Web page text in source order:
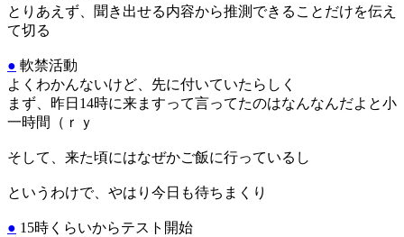
とりあえず、聞き出せる内容から推測できることだけを伝え
て切る
● 軟禁活動
よくわかんないけど、先に付いていたらしく
まず、昨日14時に来ますって言ってたのはなんなんだよと小
一時間（ｒｙ
そして、来た頃にはなぜかご飯に行っているし
というわけで、やはり今日も待ちまくり
● 15時くらいからテスト開始